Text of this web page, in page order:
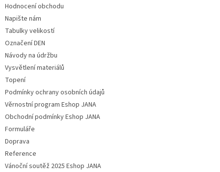
Hodnocení obchodu
Napište nám
Tabulky velikostí
Označení DEN
Návody na údržbu
Vysvětlení materiálů
Topení
Podmínky ochrany osobních údajů
Věrnostní program Eshop JANA
Obchodní podmínky Eshop JANA
Formuláře
Doprava
Reference
Vánoční soutěž 2025 Eshop JANA